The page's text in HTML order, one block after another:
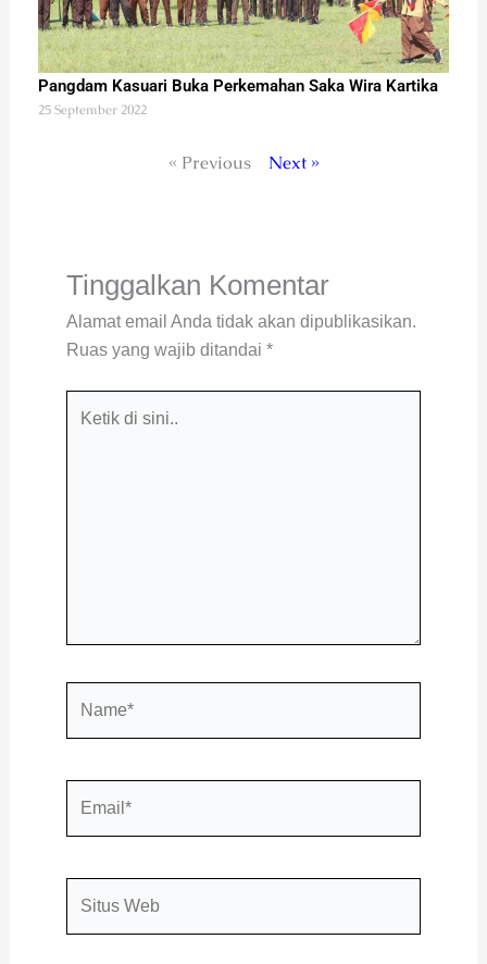
Pangdam Kasuari Buka Perkemahan Saka Wira Kartika
25 September 2022
« Previous Next »
Tinggalkan Komentar
Alamat email Anda tidak akan dipublikasikan.
Ruas yang wajib ditandai *